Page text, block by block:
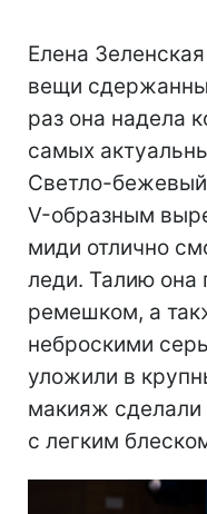
Елена
вещи
раз она надела
самых
Светло-
V-образным
миди отлично
леди. Талию она
ремешком, а
неброскими
уложили в
макияж сделали
с легким